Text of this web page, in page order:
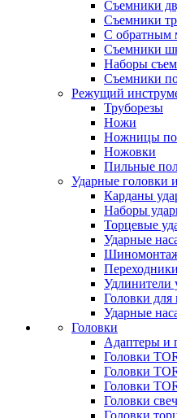
Съемники
Съемники
С обратным
Съемники
Наборы
Съемники
Режущий
Труборезы
Ножи
Ножницы по
Ножовки
Пильные
Ударные головки
Карданы
Наборы
Торцевые
Ударные
Удлинители
Головки для
Ударные
Головки
Адаптеры и
Головки
Головки
Головки
Головки
Головки